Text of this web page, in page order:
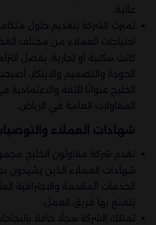
عالية.
تميزت الشركة بتقديم حلول
احتياجات العملاء من مختلف
كانت سكنية أو تجارية. بفضل
الجودة والتصميم والابتكار،
الخليج عنوانًا للثقة
المقاولات العامة في الرياض.
شهادات العملاء
تقدم شركة مقاولون الخليج
شهادات العملاء الذين يشيدون
الخدمات المقدمة والاحترافية
يتمتع بها فريق العمل.
تمتلك الشركة سجلًا حافلاً